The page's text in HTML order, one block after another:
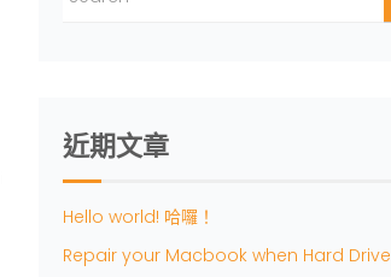
近期文章
Hello world! 哈囉！
Repair your Macbook when Hard Drive